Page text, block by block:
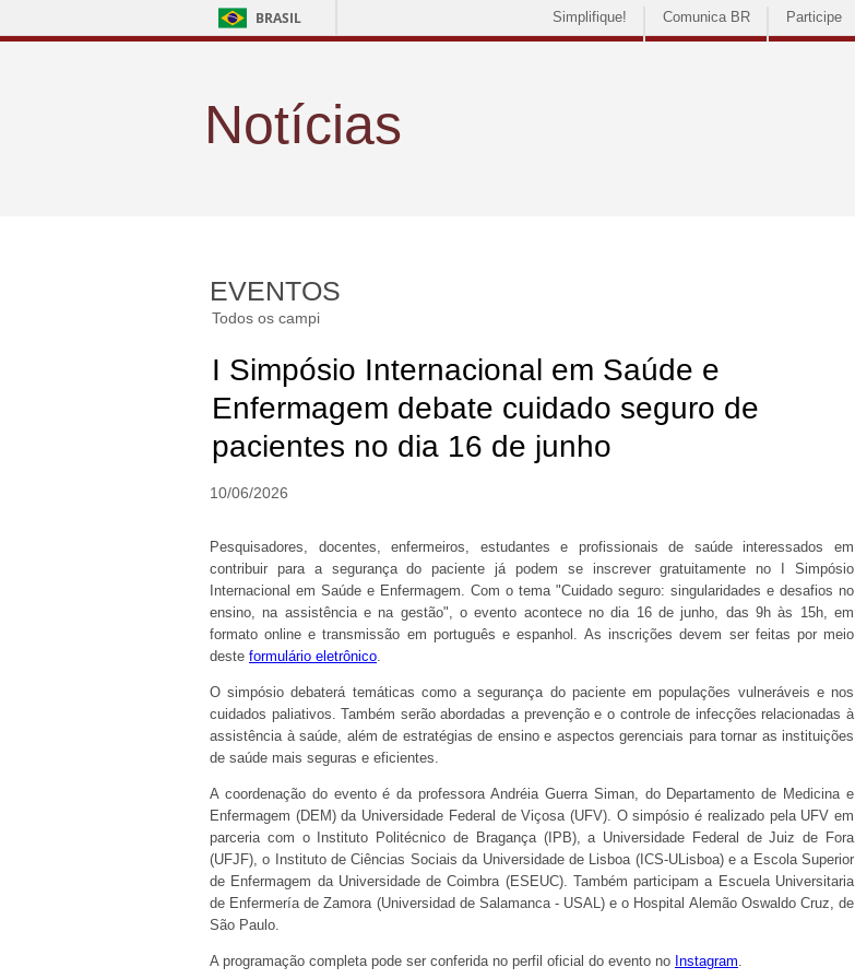
BRASIL Simplifique! Comunica BR Participe
Notícias
EVENTOS
Todos os campi
I Simpósio Internacional em Saúde e
Enfermagem debate cuidado seguro de
pacientes no dia 16 de junho
10/06/2026
Pesquisadores, docentes, enfermeiros, estudantes e profissionais de saúde interessados em
contribuir para a segurança do paciente já podem se inscrever gratuitamente no I Simpósio
Internacional em Saúde e Enfermagem. Com o tema "Cuidado seguro: singularidades e desafios no
ensino, na assistência e na gestão", o evento acontece no dia 16 de junho, das 9h às 15h, em
formato online e transmissão em português e espanhol. As inscrições devem ser feitas por meio
deste formulário eletrônico.
O simpósio debaterá temáticas como a segurança do paciente em populações vulneráveis e nos
cuidados paliativos. Também serão abordadas a prevenção e o controle de infecções relacionadas à
assistência à saúde, além de estratégias de ensino e aspectos gerenciais para tornar as instituições
de saúde mais seguras e eficientes.
A coordenação do evento é da professora Andréia Guerra Siman, do Departamento de Medicina e
Enfermagem (DEM) da Universidade Federal de Viçosa (UFV). O simpósio é realizado pela UFV em
parceria com o Instituto Politécnico de Bragança (IPB), a Universidade Federal de Juiz de Fora
(UFJF), o Instituto de Ciências Sociais da Universidade de Lisboa (ICS-ULisboa) e a Escola Superior
de Enfermagem da Universidade de Coimbra (ESEUC). Também participam a Escuela Universitaria
de Enfermería de Zamora (Universidad de Salamanca - USAL) e o Hospital Alemão Oswaldo Cruz, de
São Paulo.
A programação completa pode ser conferida no perfil oficial do evento no Instagram.